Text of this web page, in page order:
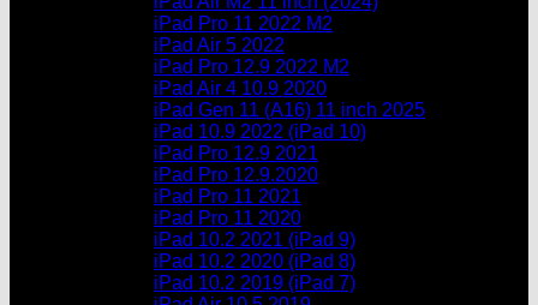
Chưa có sản phẩm trong giỏ hàng.
iPad Pro 11 2022 M2
iPad Air 5 2022
iPad Pro 12.9 2022 M2
iPad Air 4 10.9 2020
iPad Gen 11 (A16) 11 inch 2025
iPad 10.9 2022 (iPad 10)
iPad Pro 12.9 2021
iPad Pro 12.9.2020
iPad Pro 11 2021
iPad Pro 11 2020
iPad 10.2 2021 (iPad 9)
iPad 10.2 2020 (iPad 8)
iPad 10.2 2019 (iPad 7)